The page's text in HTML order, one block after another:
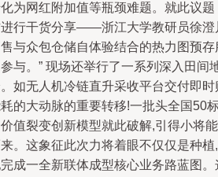
为网红附加值等瓶颈难题。就此议
行干货分享——浙江大学教研员徐澄
与众包仓储自体验结合的热力图预
与。” 现场还举行了一系列深入田间
如无人机冷链直升采收平台交付即
的大动脉的重要转移!一批头全国50
值裂变创新模型就此破解,引得小将
。这象征此次力将着眼不仅仅是种
成一全新联体成型核心业务路蓝图